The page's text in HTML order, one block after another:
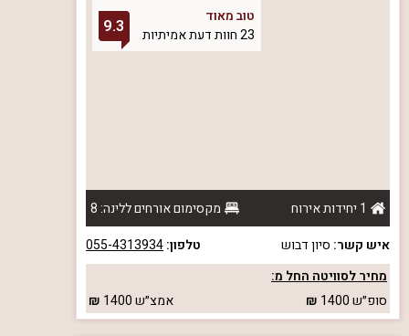
טוב מאוד
23 חוות דעת אמיתיות
9.3
1 יחידות אירוח
מקסימום אורחים ללינה: 8
איש קשר: סיון דבוש טלפון:055-4313934
מחיר לסוויטה החל מ:
סופ״ש1400 אמצ״ש1400